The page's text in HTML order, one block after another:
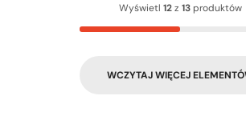
Wyświetl 12z 13produktów
WCZYTAJ WIĘCEJ